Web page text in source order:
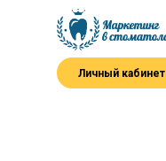
Личный кабинет